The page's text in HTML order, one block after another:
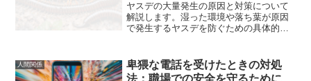
ヤスデの大量発生の原因と対策について
解説します。湿った環境や落ち葉が原因
で発生するヤスデを防ぐための具体的な
人間関係
卑猥な電話を受けたときの対処
法：職場での安全を守るために